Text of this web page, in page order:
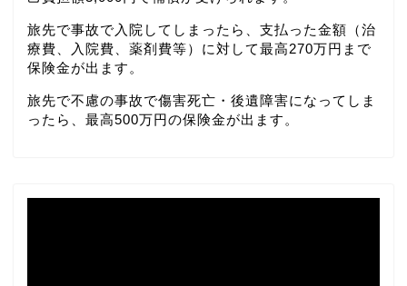
旅先で事故で入院してしまったら、支払った金額（治
療費、入院費、薬剤費等）に対して最高270万円まで
保険金が出ます。
旅先で不慮の事故で傷害死亡・後遺障害になってしま
ったら、最高500万円の保険金が出ます。